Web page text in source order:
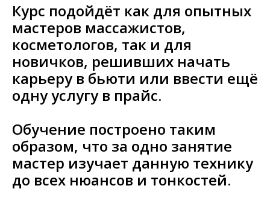
Курс подойдёт как для опытных
мастеров массажистов,
косметологов, так и для
новичков, решивших начать
карьеру в бьюти или ввести ещё
одну услугу в прайс.
Обучение построено таким
образом, что за одно занятие
мастер изучает данную технику
до всех нюансов и тонкостей.